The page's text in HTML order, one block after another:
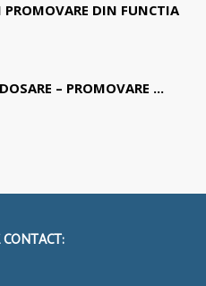
PROMOVARE DIN FUNCTIA
– PROMOVARE ...